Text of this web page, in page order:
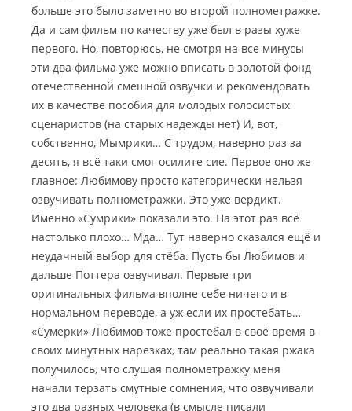
больше это было заметно во второй полнометражке.
Да и сам фильм по качеству уже был в разы хуже
первого. Но, повторюсь, не смотря на все минусы
эти два фильма уже можно вписать в золотой фонд
отечественной смешной озвучки и рекомендовать
их в качестве пособия для молодых голосистых
сценаристов (на старых надежды нет) И, вот,
собственно, Мымрики… С трудом, наверно раз за
десять, я всё таки смог осилите сие. Первое оно же
главное: Любимову просто категорически нельзя
озвучивать полнометражки. Это уже вердикт.
Именно «Сумрики» показали это. На этот раз всё
настолько плохо… Мда… Тут наверно сказался ещё и
неудачный выбор для стёба. Пусть бы Любимов и
дальше Поттера озвучивал. Первые три
оригинальных фильма вполне себе ничего и в
нормальном переводе, а уж если их простебать…
«Сумерки» Любимов тоже простебал в своё время в
своих минутных нарезках, там реально такая ржака
получилось, что слушая полнометражку меня
начали терзать смутные сомнения, что озвучивали
это два разных человека (в смысле писали